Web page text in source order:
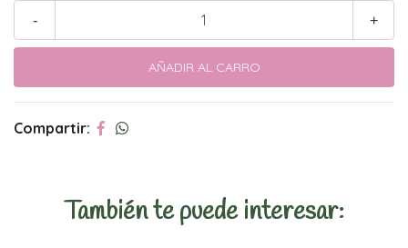
+
-
Compartir:
También te puede interesar: